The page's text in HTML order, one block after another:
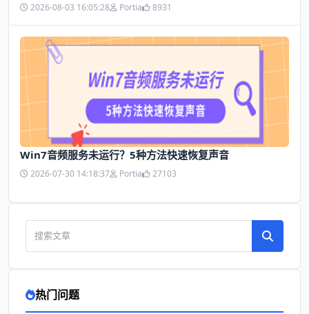
2026-08-03 16:05:28 Portia 8931
Win7音频服务未运行？5种方法快速恢复声音
2026-07-30 14:18:37 Portia 27103
热门问题